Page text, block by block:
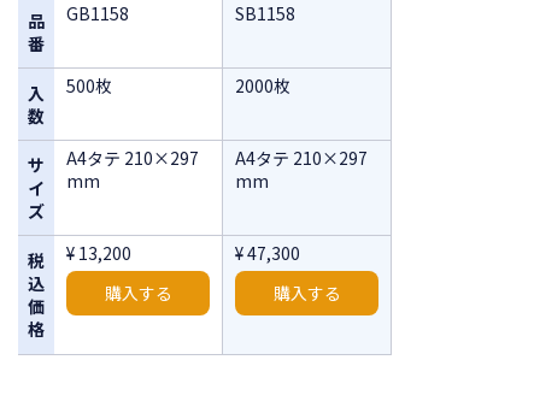
品
番
入
数
サ
イ
ズ
税
込
価
格
GB1158
500枚
A4タテ 210×297
mm
¥ 13,200
購入する
SB1158
2000枚
A4タテ 210×297
mm
¥ 47,300
購入する